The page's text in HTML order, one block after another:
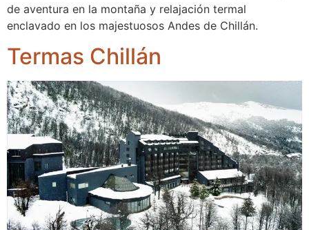
de aventura en la montaña y relajación termal
enclavado en los majestuosos Andes de Chillán.
Termas Chillán